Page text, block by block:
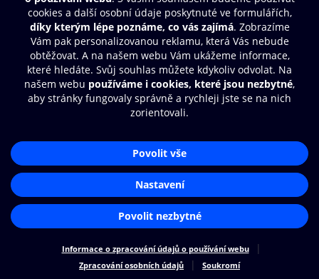
Další zábava
© O2 Czech Republic a.s.
Nákupní řád
Přístupnost
Cookies
Nastavení cookies
Aplikace O2 Knihovna
Čti a poslouchej své e-knihy a
audioknihy rychleji a pohodlněji.